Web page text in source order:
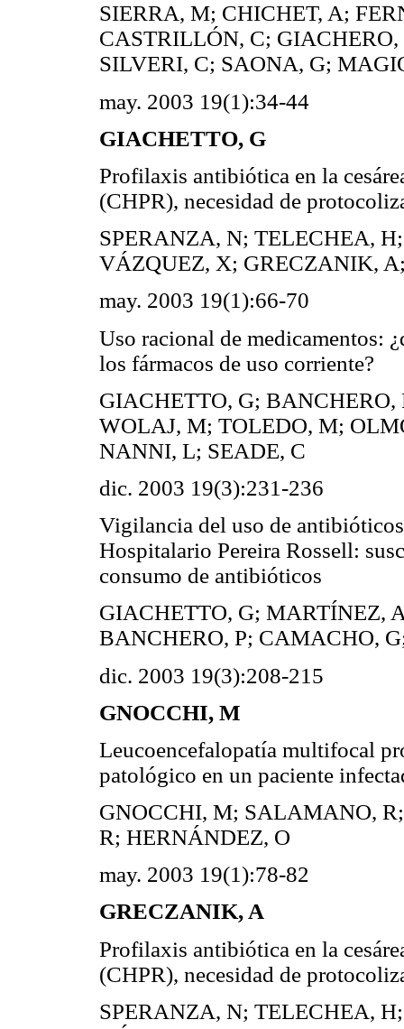
SIERRA, M; CHICHET, A;
CASTRILLÓN, C;
SILVERI, C; SAONA, G;
may. 2003 19(1):34-44
GIACHETTO, G
Profilaxis antibiótica en la
(CHPR), necesidad de
SPERANZA, N; TELECHEA,
VÁZQUEZ, X; GRECZANIK,
may. 2003 19(1):66-70
Uso racional de medicamentos:
los fármacos de uso corriente?
GIACHETTO, G;
WOLAJ, M; TOLEDO, M;
NANNI, L; SEADE, C
dic. 2003 19(3):231-236
Vigilancia del uso de
Hospitalario Pereira Rossell:
consumo de antibióticos
GIACHETTO, G; MARTÍNEZ,
BANCHERO, P; CAMACHO,
dic. 2003 19(3):208-215
GNOCCHI, M
Leucoencefalopatía multifocal
patológico en un paciente
GNOCCHI, M; SALAMANO,
R; HERNÁNDEZ, O
may. 2003 19(1):78-82
GRECZANIK, A
Profilaxis antibiótica en la
(CHPR), necesidad de
SPERANZA, N; TELECHEA,